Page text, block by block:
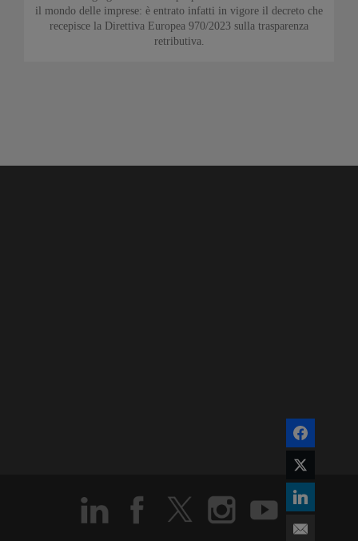
il mondo delle imprese: è entrato infatti in vigore il decreto che
recepisce la Direttiva Europea 970/2023 sulla trasparenza
retributiva.